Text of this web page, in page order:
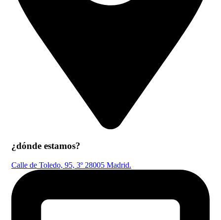
¿dónde estamos?
Calle de Toledo, 95, 3º 28005 Madrid.